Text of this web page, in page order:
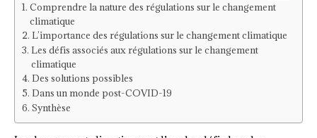
Comprendre la nature des régulations sur le changement
climatique
L’importance des régulations sur le changement climatique
Les défis associés aux régulations sur le changement
climatique
Des solutions possibles
Dans un monde post-COVID-19
Synthèse